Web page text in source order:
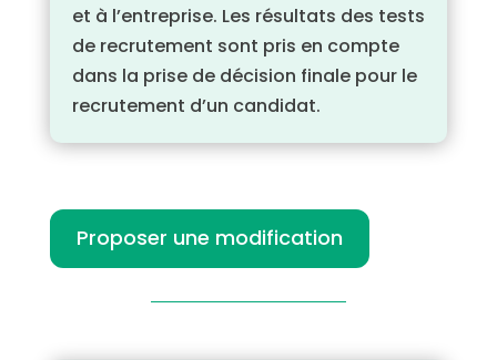
et à l’entreprise. Les résultats des tests
de recrutement sont pris en compte
dans la prise de décision finale pour le
recrutement d’un candidat.
Proposer une modification